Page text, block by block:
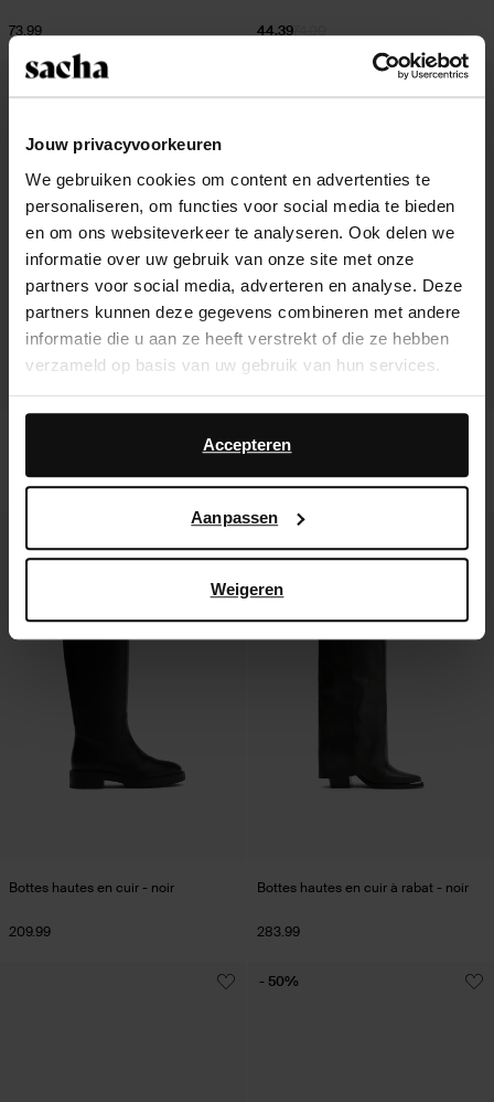
Jouw privacyvoorkeuren
We gebruiken cookies om content en advertenties te
personaliseren, om functies voor social media te bieden
en om ons websiteverkeer te analyseren. Ook delen we
informatie over uw gebruik van onze site met onze
partners voor social media, adverteren en analyse. Deze
partners kunnen deze gegevens combineren met andere
informatie die u aan ze heeft verstrekt of die ze hebben
verzameld op basis van uw gebruik van hun services.
Daarnaast werken wij samen met Google voor
advertentie- en meetdoeleinden. Meer informatie over
hoe Google uw persoonsgegevens gebruikt, vindt u op
Accepteren
Aanpassen
Weigeren
73.99 44.39
62.98
25.20
- 60%
94.99
Bottes hautes en cuir - noir
209.99
Bottes hautes en cuir à rabat - noir
283.99
- 50%